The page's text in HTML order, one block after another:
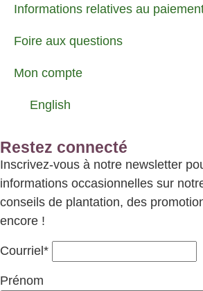
Informations relatives au
Foire aux questions
Mon compte
English
Restez connecté
Inscrivez-vous à notre newsletter
informations occasionnelles sur
conseils de plantation, des
encore !
Courriel*
Prénom